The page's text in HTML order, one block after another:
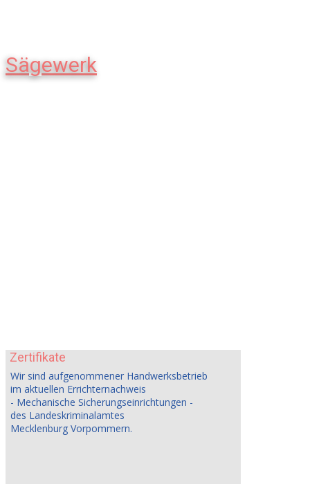
Sägewerk
Zertifikate
Wir sind aufgenommener Handwerksbetrieb
im aktuellen Errichternachweis
- Mechanische Sicherungseinrichtungen -
des Landeskriminalamtes
Mecklenburg Vorpommern.